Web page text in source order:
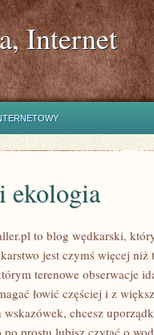
Internet
ekologia
to blog wędkarski,
jest czymś więcej
terenowe obserwacje
łowić częściej i z
chcesz
prostu lubisz czytać o